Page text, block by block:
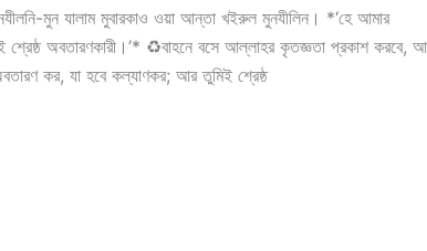
অবতারণকারী।’* ♻বাহনে বসে আল্লাহর কৃতজ্ঞতা প্রকাশ করবে,
কর, যা হবে কল্যাণকর; আর তুমিই শ্রেষ্ঠ